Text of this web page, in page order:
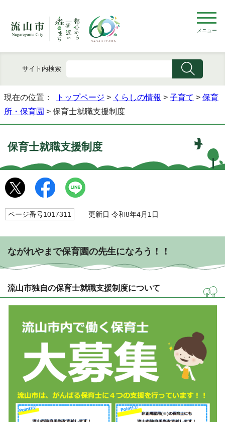
メニュー
サイト内検索
現在の位置： トップページ > くらしの情報 > 子育て > 保育
所・保育園 > 保育士就職支援制度
保育士就職支援制度
ページ番号1017311 更新日 令和8年4月1日
ながれやまで保育園の先生になろう！！
流山市独自の保育士就職支援制度について